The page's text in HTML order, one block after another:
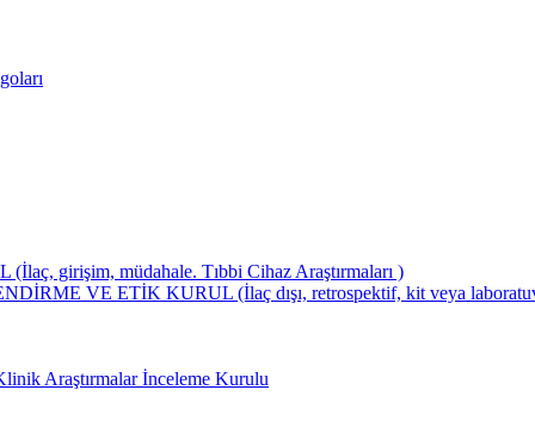
girişim, müdahale. Tıbbi Cihaz Araştırmaları )
VE ETİK KURUL (İlaç dışı, retrospektif, kit veya laboratuvar
Araştırmalar İnceleme Kurulu